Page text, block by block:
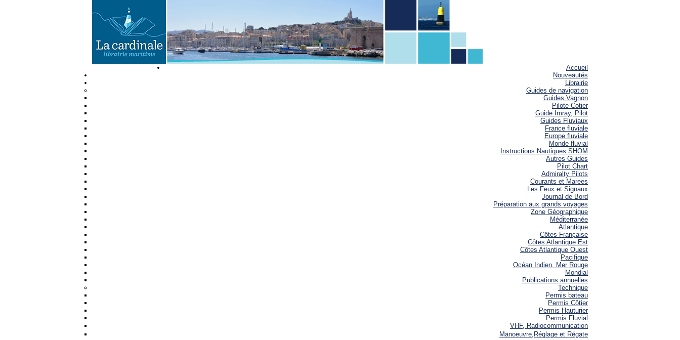
Accueil
Nouveautés
Librairie
Guides de navigation
Guides Vagnon
Pilote Cotier
Guide Imray, Pilot
Guides Fluviaux
France fluviale
Europe fluviale
Monde fluvial
Instructions Nautiques SHOM
Autres Guides
Pilot Chart
Admiralty Pilots
Courants et Marees
Les Feux et Signaux
Journal de Bord
Préparation aux grands voyages
Zone Géographique
Méditerranée
Atlantique
Côtes Française
Côtes Atlantique Est
Côtes Atlantique Ouest
Pacifique
Océan Indien, Mer Rouge
Mondial
Publications annuelles
Technique
Permis bateau
Permis Côtier
Permis Hauturier
Permis Fluvial
VHF, Radiocommunication
Manoeuvre,Réglage et Régate